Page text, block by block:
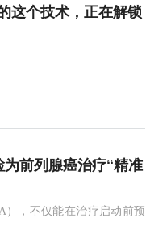
这个技术，正在解锁
前列腺癌治疗“精准
），不仅能在治疗启动前预